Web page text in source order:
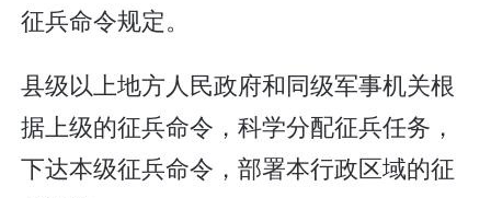
征兵命令规定。
县级以上地方人民政府和同级军事机关根
据上级的征兵命令，科学分配征兵任务，
下达本级征兵命令，部署本行政区域的征